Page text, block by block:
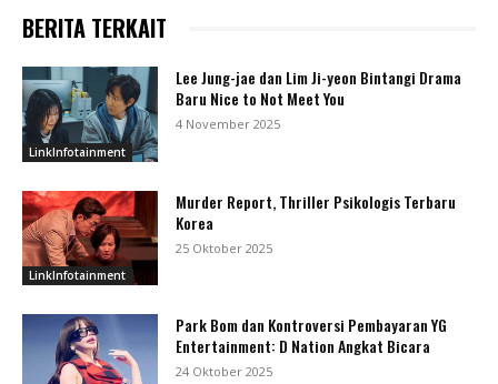
BERITA TERKAIT
LinkInfotainment
Lee Jung-jae dan Lim Ji-yeon Bintangi Drama
Baru Nice to Not Meet You
4 November 2025
LinkInfotainment
Murder Report, Thriller Psikologis Terbaru
Korea
25 Oktober 2025
Park Bom dan Kontroversi Pembayaran YG
Entertainment: D Nation Angkat Bicara
24 Oktober 2025